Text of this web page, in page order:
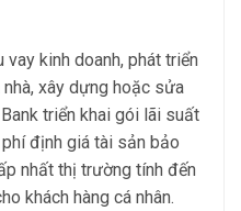
kinh doanh, phát triển
xây dựng hoặc sửa
triển khai gói lãi suất
định giá tài sản bảo
nhất thị trường tính đến
khách hàng cá nhân.